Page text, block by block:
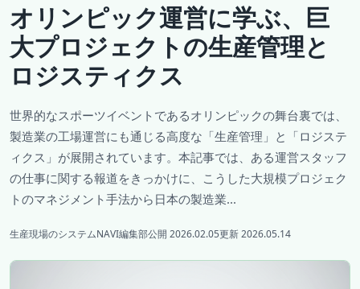
オリンピック運営に学ぶ、巨
大プロジェクトの生産管理と
ロジスティクス
世界的なスポーツイベントであるオリンピックの舞台裏では、
製造業の工場運営にも通じる高度な「生産管理」と「ロジステ
ィクス」が展開されています。本記事では、ある運営スタッフ
の仕事に関する報道をきっかけに、こうした大規模プロジェク
トのマネジメント手法から日本の製造業...
生産現場のシステムNAVI編集部公開 2026.02.05更新 2026.05.14